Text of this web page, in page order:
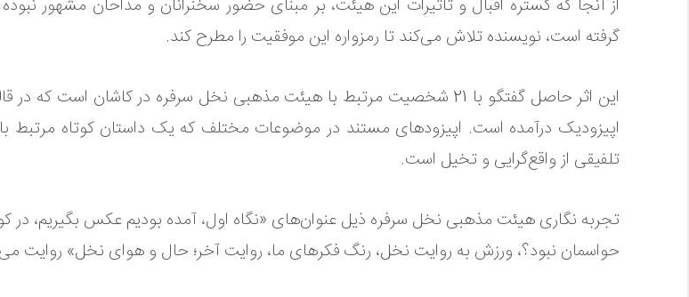
از آنجا که گستره اقبال و تأثیرات این هیئت، بر مبنای حضور سخنرانان و مداحان مشهور
گرفته است، نویسنده تلاش می‌کند تا رمزواره این موفقیت را مطرح کند.
این اثر حاصل گفتگو با 21 شخصیت مرتبط با هیئت مذهبی نخل سرفره در کاشان
اپیزودیک درآمده است. اپیزودهای مستند در موضوعات مختلف که یک داستان کوتاه مرتبط با
تلفیقی از واقع‌گرایی و تخیل است.
تجربه‌ نگاری هیئت مذهبی نخل سرفره ذیل عنوان‌های «نگاه اول، آمده بودیم عکس بگیریم، در
حواسمان نبود؟، ورزش به روایت نخل، رنگ فکرهای ما، روایت آخر؛ حال و هوای نخل» روایت